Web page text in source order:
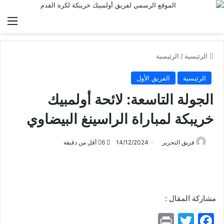
الرئيسية / الرئيسية
الرئيسية الفريق الأول
الجولة التاسعة: لائحة أولمبيك
خريبكة لمباراة الراسينغ البيضاوي
فريق التحرير 14/12/2024 أقل من دقيقة
مشاركة المقال :